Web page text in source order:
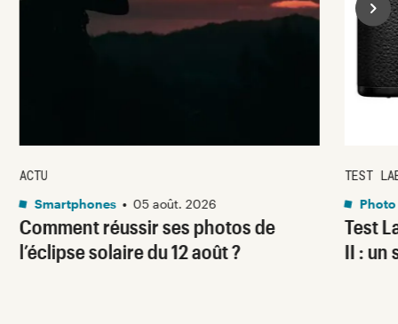
Comment réussir ses photos de
l’éclipse solaire du 12 août ?
ACTU
Smartphones • 05 août. 2026
Test
II : un
TEST
Photo